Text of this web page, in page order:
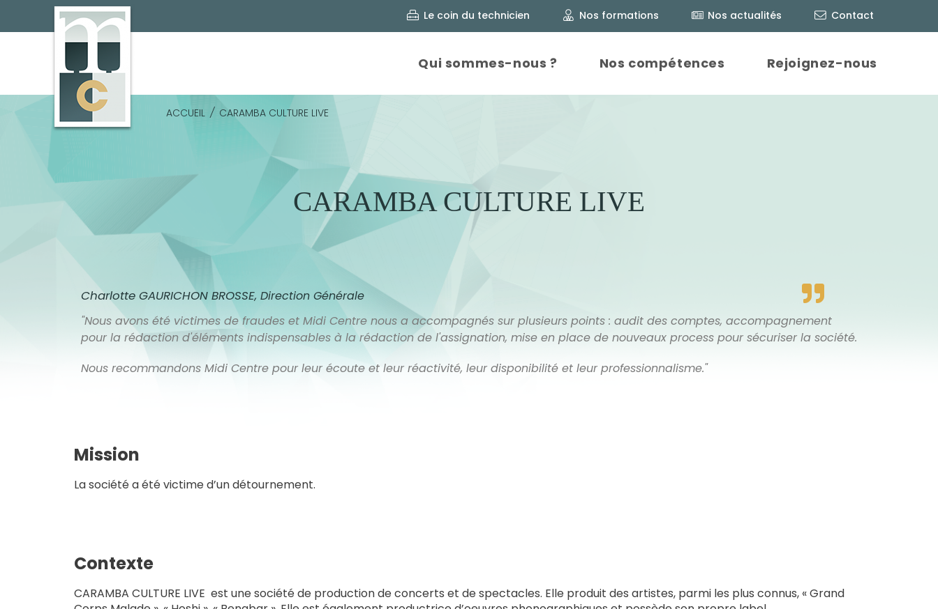
Le coin du technicien Nos formations Nos actualités Contact
Qui sommes-nous ? Nos compétences Rejoignez-nous
ACCUEIL / CARAMBA CULTURE LIVE
CARAMBA CULTURE LIVE
Charlotte GAURICHON BROSSE, Direction Générale
"Nous avons été victimes de fraudes et Midi Centre nous a accompagnés sur plusieurs points : audit des comptes, accompagnement
pour la rédaction d'éléments indispensables à la rédaction de l'assignation, mise en place de nouveaux process pour sécuriser la société.
Nous recommandons Midi Centre pour leur écoute et leur réactivité, leur disponibilité et leur professionnalisme."
Mission
La société a été victime d’un détournement.
Contexte
CARAMBA CULTURE LIVE est une société de production de concerts et de spectacles. Elle produit des artistes, parmi les plus connus, « Grand
Cookies management panel